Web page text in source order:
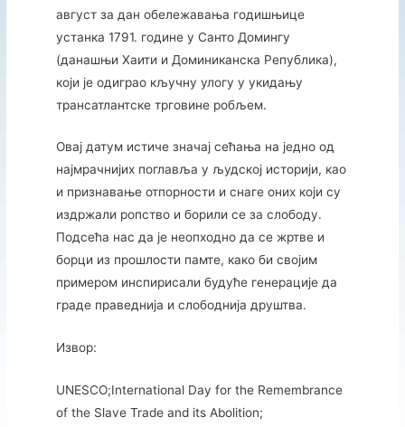
август за дан обележавања годишњице
устанка 1791. године у Санто Домингу
(данашњи Хаити и Доминиканска Република),
који је одиграо кључну улогу у укидању
трансатлантске трговине робљем.
Овај датум истиче значај сећања на једно од
најмрачнијих поглавља у људској историји, као
и признавање отпорности и снаге оних који су
издржали ропство и борили се за слободу.
Подсећа нас да је неопходно да се жртве и
борци из прошлости памте, како би својим
примером инспирисали будуће генерације да
граде праведнија и слободнија друштва.
Извор:
UNESCO;International Day for the Remembrance
of the Slave Trade and its Abolition;